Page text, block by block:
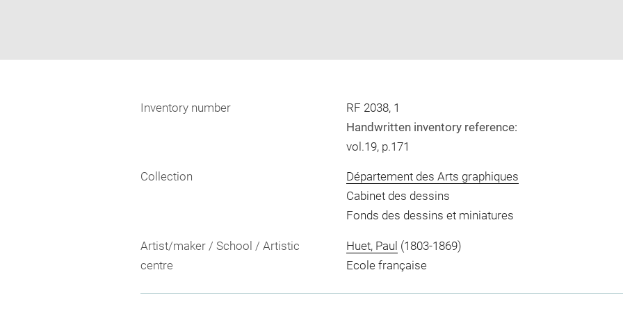
Inventory number
RF 2038, 1
Handwritten inventory reference:
vol.19, p.171
Collection
Département des Arts graphiques
Cabinet des dessins
Fonds des dessins et miniatures
Artist/maker / School / Artistic
centre
Huet, Paul (1803-1869)
Ecole française